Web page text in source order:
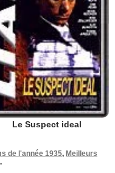
Le Suspect ideal
de l'année 1935, Meilleurs
.